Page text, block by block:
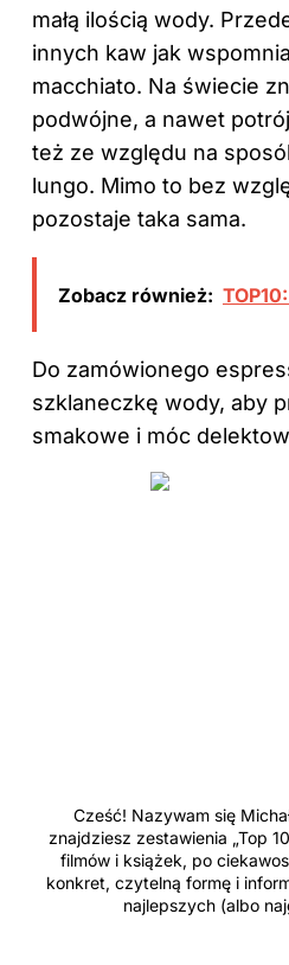
małą ilością wody.
innych kaw jak
macchiato. Na świecie
podwójne, a nawet
też ze względu na
lungo. Mimo to bez
pozostaje taka sama.
Zobacz również:
Do zamówionego
szklaneczkę wody, aby
smakowe i móc
Cześć! Nazywam się
znajdziesz zestawienia „Top
filmów i książek, po
konkret, czytelną formę i
najlepszych (albo